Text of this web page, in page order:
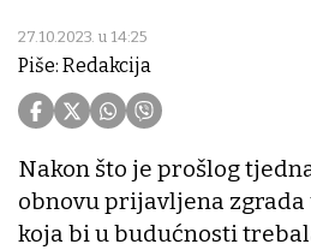
27.10.2023. u 14:25
Piše: Redakcija
Nakon što je prošlog
obnovu prijavljena
koja bi u budućnosti